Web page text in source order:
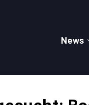
News